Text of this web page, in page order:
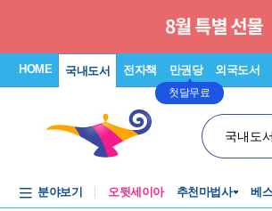
HOME 국내도서 전자책 만권당
첫달무료
외국도서
국내도
분야보기 오뒷세이아 추천마법사 베